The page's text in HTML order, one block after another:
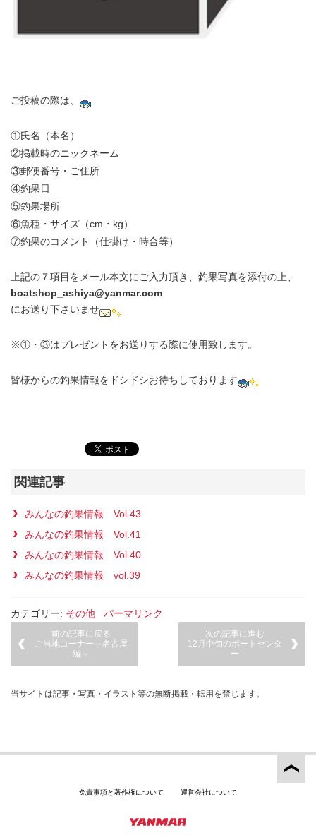
ご投稿の際は、
①氏名（本名）
②掲載時のニックネーム
③郵便番号・ご住所
④釣果日
⑤釣果場所
⑥魚種・サイズ（cm・kg）
⑦釣果のコメント（仕掛け・時合等）
上記の７項目をメール本文にご入力頂き、釣果写真を添付の上、
boatshop_ashiya@yanmar.com
にお送り下さいませ
※①・③はプレゼントをお送りする際に使用致します。
皆様からの釣果情報をドシドシお待ちしております
関連記事
みんなの釣果情報 Vol.43
みんなの釣果情報 Vol.41
みんなの釣果情報 Vol.40
みんなの釣果情報 vol.39
カテゴリー: その他 パーマリンク
前の記事に戻る
ご当地コーナー～名古屋
編～
次の記事に進む
12月中旬のボートセンタ
ー
当サイトは記事・写真・イラスト等の無断掲載・転用を禁じます。
免責事項と著作権について 運営会社について